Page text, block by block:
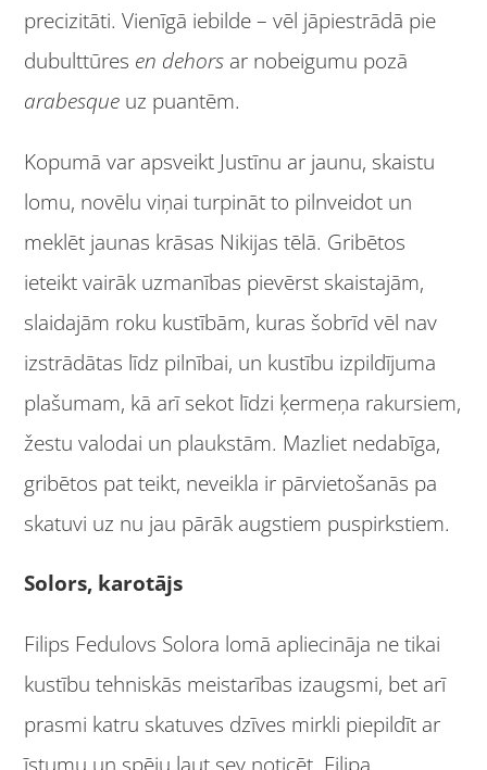
precizitāti. Vienīgā iebilde – vēl jāpiestrādā pie
dubulttūres en dehors ar nobeigumu pozā
arabesque uz puantēm.
Kopumā var apsveikt Justīnu ar jaunu, skaistu
lomu, novēlu viņai turpināt to pilnveidot un
meklēt jaunas krāsas Nikijas tēlā. Gribētos
ieteikt vairāk uzmanības pievērst skaistajām,
slaidajām roku kustībām, kuras šobrīd vēl nav
izstrādātas līdz pilnībai, un kustību izpildījuma
plašumam, kā arī sekot līdzi ķermeņa rakursiem,
žestu valodai un plaukstām. Mazliet nedabīga,
gribētos pat teikt, neveikla ir pārvietošanās pa
skatuvi uz nu jau pārāk augstiem puspirkstiem.
Solors, karotājs
Filips Fedulovs Solora lomā apliecināja ne tikai
kustību tehniskās meistarības izaugsmi, bet arī
prasmi katru skatuves dzīves mirkli piepildīt ar